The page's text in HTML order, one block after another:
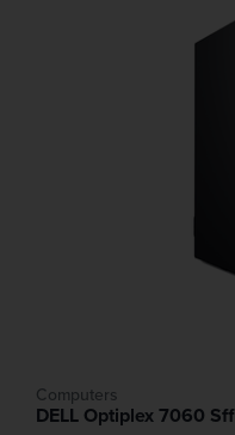
Computers
DELL Optiplex 7060 Sff